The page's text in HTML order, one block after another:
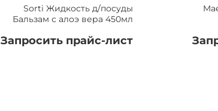
Sorti Жидкость д/посуды
Бальзам с алоэ вера 450мл
Запросить прайс-лист